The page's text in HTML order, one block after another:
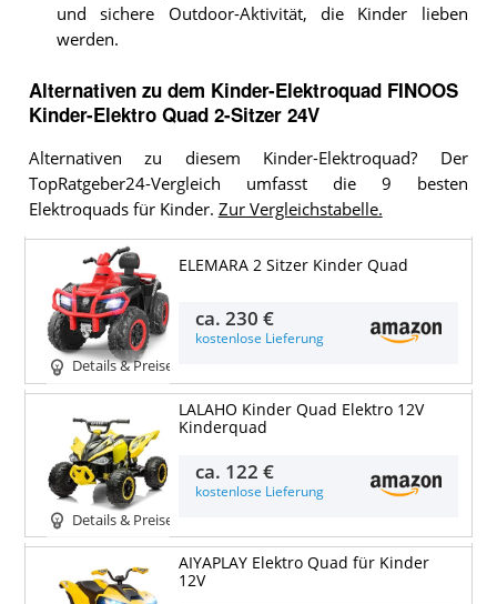
und sichere Outdoor-Aktivität, die Kinder lieben
werden.
Alternativen zu dem Kinder-Elektroquad FINOOS
Kinder-Elektro Quad 2-Sitzer 24V
Alternativen zu diesem Kinder-Elektroquad? Der
TopRatgeber24-Vergleich umfasst die 9 besten
Elektroquads für Kinder. Zur Vergleichstabelle.
Details & Preise
ELEMARA 2 Sitzer Kinder Quad
ca.230 €
kostenlose Lieferung
Details & Preise
LALAHO Kinder Quad Elektro 12V
Kinderquad
ca. 122 €
kostenlose Lieferung
AIYAPLAY Elektro Quad für Kinder
12V